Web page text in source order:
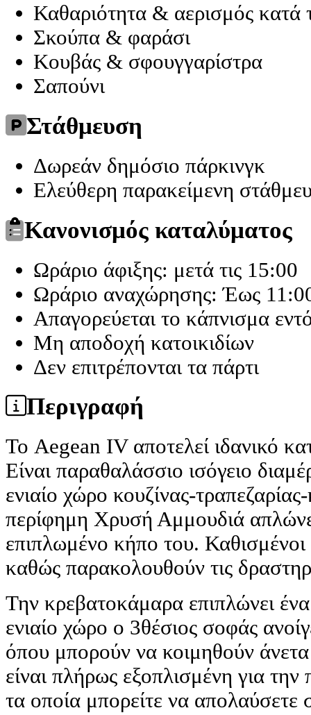
Καθαριότητα & αερισμός κατά
Σκούπα & φαράσι
Κουβάς & σφουγγαρίστρα
Σαπούνι
Στάθμευση
Δωρεάν δημόσιο πάρκινγκ
Ελεύθερη παρακείμενη
Κανονισμός καταλύματος
Ωράριο άφιξης: μετά τις 15:00
Ωράριο αναχώρησης: Έως
Απαγορεύεται το κάπνισμα
Μη αποδοχή κατοικιδίων
Δεν επιτρέπονται τα πάρτι
Περιγραφή
Το Aegean IV αποτελεί ιδανικό
Είναι παραθαλάσσιο ισόγειο
ενιαίο χώρο κουζίνας-
περίφημη Χρυσή Αμμουδιά
επιπλωμένο κήπο του. Καθισμένοι
καθώς παρακολουθούν τις
Την κρεβατοκάμαρα επιπλώνει
ενιαίο χώρο ο 3θέσιος σοφάς
όπου μπορούν να κοιμηθούν
είναι πλήρως εξοπλισμένη για
τα οποία μπορείτε να απολαύσετε